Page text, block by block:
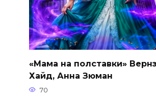
«Мама на полставки»
Хайд, Анна Зюман
70